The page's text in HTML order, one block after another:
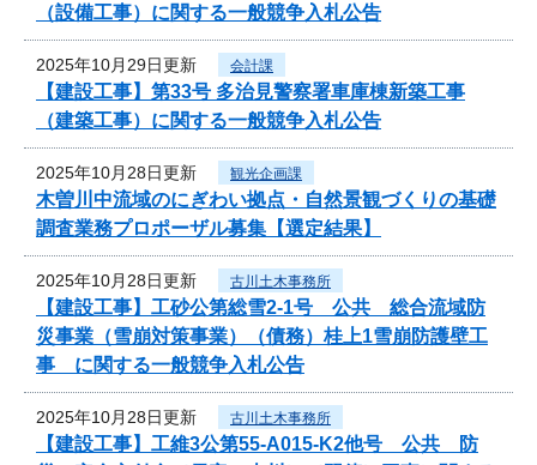
（設備工事）に関する一般競争入札公告
2025年10月29日更新 会計課
【建設工事】第33号 多治見警察署車庫棟新築工事
（建築工事）に関する一般競争入札公告
2025年10月28日更新 観光企画課
木曽川中流域のにぎわい拠点・自然景観づくりの基礎
調査業務プロポーザル募集【選定結果】
2025年10月28日更新 古川土木事務所
【建設工事】工砂公第総雪2-1号 公共 総合流域防
災事業（雪崩対策事業）（債務）桂上1雪崩防護壁工
事 に関する一般競争入札公告
2025年10月28日更新 古川土木事務所
【建設工事】工維3公第55-A015-K2他号 公共 防